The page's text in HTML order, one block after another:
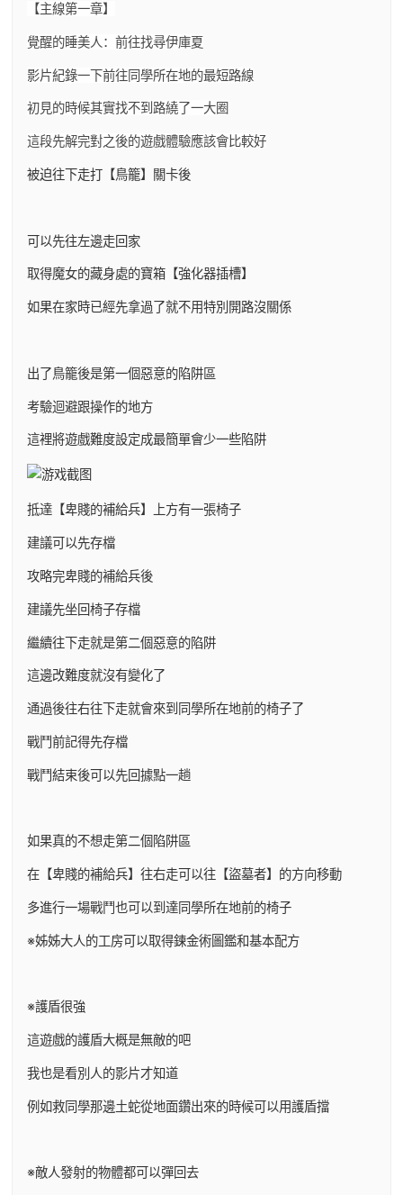
【主線第一章】
覺醒的睡美人：前往找尋伊庫夏
影片紀錄一下前往同學所在地的最短路線
初見的時候其實找不到路繞了一大圈
這段先解完對之後的遊戲體驗應該會比較好
被迫往下走打【鳥籠】關卡後
可以先往左邊走回家
取得魔女的藏身處的寶箱【強化器插槽】
如果在家時已經先拿過了就不用特別開路沒關係
出了鳥籠後是第一個惡意的陷阱區
考驗迴避跟操作的地方
這裡將遊戲難度設定成最簡單會少一些陷阱
抵達【卑賤的補給兵】上方有一張椅子
建議可以先存檔
攻略完卑賤的補給兵後
建議先坐回椅子存檔
繼續往下走就是第二個惡意的陷阱
這邊改難度就沒有變化了
通過後往右往下走就會來到同學所在地前的椅子了
戰鬥前記得先存檔
戰鬥結束後可以先回據點一趟
如果真的不想走第二個陷阱區
在【卑賤的補給兵】往右走可以往【盜墓者】的方向移動
多進行一場戰鬥也可以到達同學所在地前的椅子
※姊姊大人的工房可以取得鍊金術圖鑑和基本配方
※護盾很強
這遊戲的護盾大概是無敵的吧
我也是看別人的影片才知道
例如救同學那邊土蛇從地面鑽出來的時候可以用護盾擋
※敵人發射的物體都可以彈回去